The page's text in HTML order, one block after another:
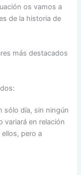
os vamos a
de la historia de
más destacados
sólo día, sin ningún
variará en relación
pero a